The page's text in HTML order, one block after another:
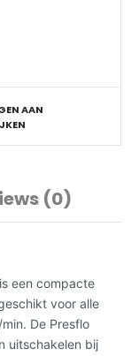
AAN
(0)
is een compacte
voor alle
De Presflo
uitschakelen bij